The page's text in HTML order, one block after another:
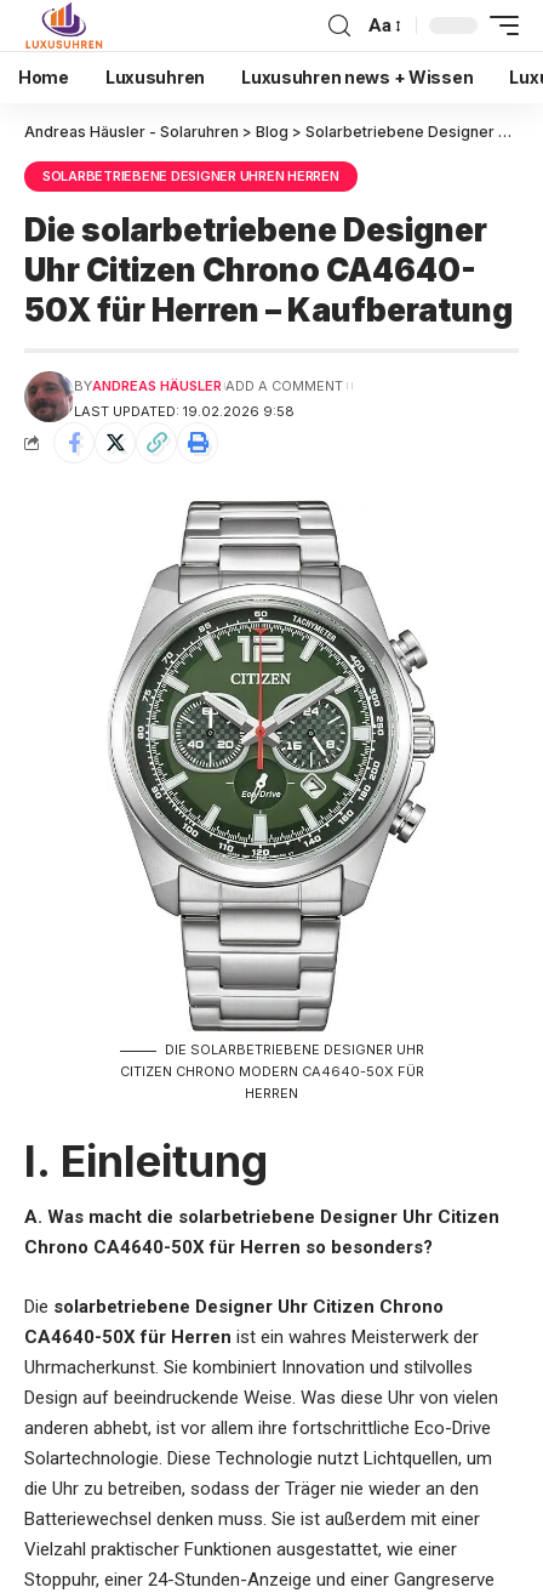
Aa
Home Luxusuhren Luxusuhren news + Wissen
Andreas Häusler - Solaruhren > Blog > Solarbetriebene Designer Uhren Herren
SOLARBETRIEBENE DESIGNER UHREN HERREN
Die solarbetriebene Designer
Uhr Citizen Chrono CA4640-
50X für Herren – Kaufberatung
LAST UPDATED: 19.02.2026 9:58
BYANDREAS HÄUSLER ADD A COMMENT
DIE SOLARBETRIEBENE DESIGNER UHR
CITIZEN CHRONO MODERN CA4640-50X FÜR
HERREN
I. Einleitung
A. Was macht die solarbetriebene Designer Uhr Citizen
Chrono CA4640-50X für Herren so besonders?
Die solarbetriebene Designer Uhr Citizen Chrono
CA4640-50X für Herren ist ein wahres Meisterwerk der
Uhrmacherkunst. Sie kombiniert Innovation und stilvolles
Design auf beeindruckende Weise. Was diese Uhr von vielen
anderen abhebt, ist vor allem ihre fortschrittliche Eco-Drive
Solartechnologie. Diese Technologie nutzt Lichtquellen, um
die Uhr zu betreiben, sodass der Träger nie wieder an den
Batteriewechsel denken muss. Sie ist außerdem mit einer
Vielzahl praktischer Funktionen ausgestattet, wie einer
Stoppuhr, einer 24-Stunden-Anzeige und einer Gangreserve